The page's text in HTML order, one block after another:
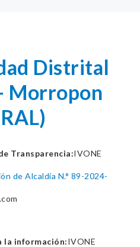
Distrital
Morropon
Transparencia:IVONE
de Alcaldía N.° 89-2024-
la información:IVONE